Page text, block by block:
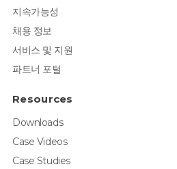
지속가능성
채용 정보
서비스 및 지원
파트너 포털
Resources
Downloads
Case Videos
Case Studies